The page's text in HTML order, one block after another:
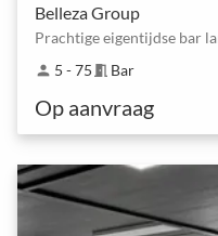
Belleza Group
Prachtige eigentijdse bar
person 5 - 75 meeting_room Bar
Op aanvraag